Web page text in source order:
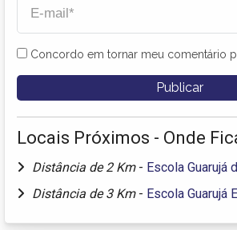
Concordo em tornar meu comentário
Locais Próximos - Onde
Distância de 2 Km - Escola Guarujá
Distância de 3 Km - Escola Guarujá